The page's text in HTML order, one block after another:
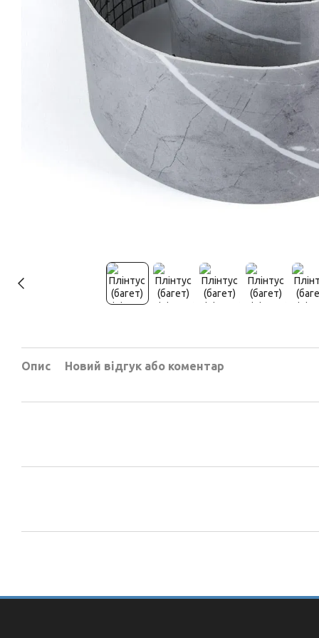
Опис Новий відгук або коментар